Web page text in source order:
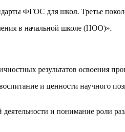
ФГОС для школ. Третье
в начальной школе (НОО)».
результатов освоения
и ценности научного
и понимание роли